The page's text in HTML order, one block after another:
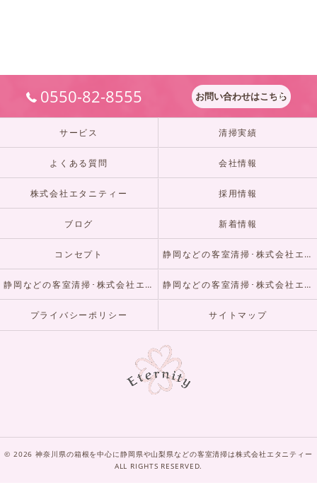
0550-82-8555 お問い合わせはこちら
サービス 清掃実績
よくある質問 会社情報
株式会社エタニティー 採用情報
ブログ 新着情報
コンセプト 静岡などの客室清掃･株式会社エタニティーの口コミ情報
静岡などの客室清掃･株式会社エタニティーの評判 静岡などの客室清掃･株式会社エタニティーのお客様の声
プライバシーポリシー サイトマップ
© 2026 神奈川県の箱根を中心に静岡県や山梨県などの客室清掃は株式会社エタニティー
ALL RIGHTS RESERVED.